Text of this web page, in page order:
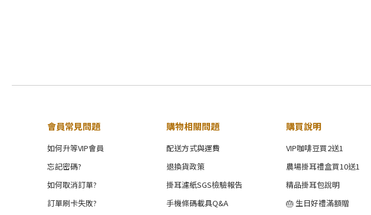
會員常見問題
如何升等VIP會員
忘記密碼?
如何取消訂單?
訂單刷卡失敗?
購物相關問題
配送方式與運費
退換貨政策
掛耳濾紙SGS檢驗報告
手機條碼載具Q&A
購買說明
VIP咖啡豆買2送1
農場掛耳禮盒買10送1
精品掛耳包說明
🎂 生日好禮滿額贈